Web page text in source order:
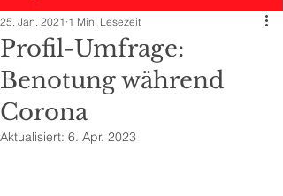
Profil-Umfrage:
Benotung während
Corona
25. Jan. 2021 1 Min. Lesezeit
Aktualisiert: 6. Apr. 2023